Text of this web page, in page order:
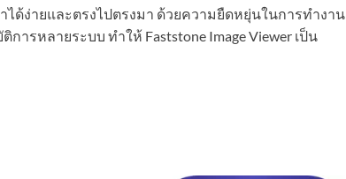
ได้ง่ายและตรงไปตรงมา ด้วยความยืดหยุ่นในการทำงาน
รหลายระบบ ทำให้ Faststone Image Viewer เป็น